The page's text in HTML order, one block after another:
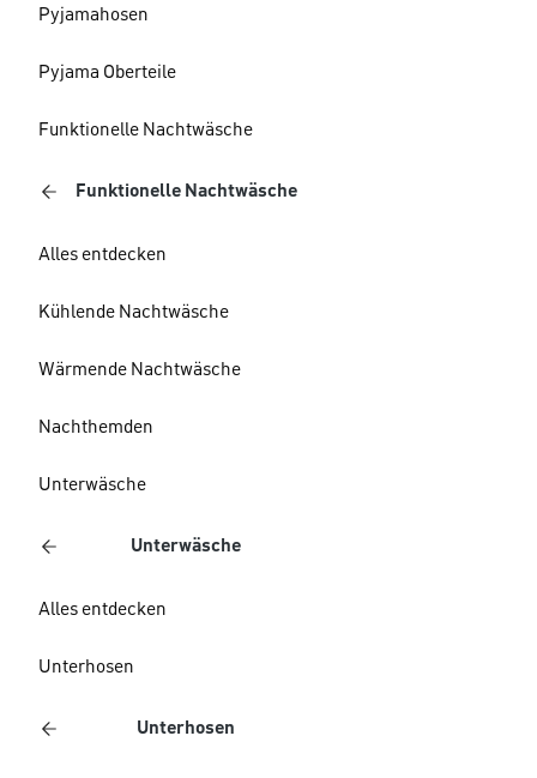
Pyjamahosen
Pyjama Oberteile
Funktionelle Nachtwäsche
Funktionelle Nachtwäsche
Alles entdecken
Kühlende Nachtwäsche
Wärmende Nachtwäsche
Nachthemden
Unterwäsche
Unterwäsche
Alles entdecken
Unterhosen
Unterhosen